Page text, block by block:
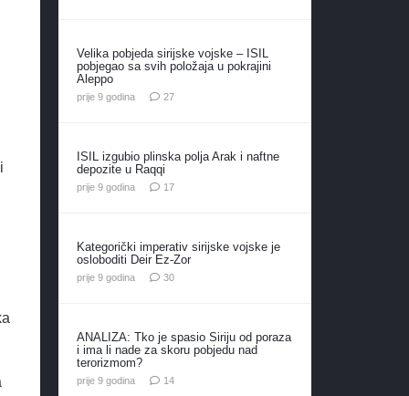
Velika pobjeda sirijske vojske – ISIL
pobjegao sa svih položaja u pokrajini
Aleppo
prije 9 godina 27komentara
ISIL izgubio plinska polja Arak i naftne
depozite u Raqqi
prije 9 godina 17komentara
Kategorički imperativ sirijske vojske je
osloboditi Deir Ez-Zor
prije 9 godina 30komentara
ANALIZA: Tko je spasio Siriju od poraza
i ima li nade za skoru pobjedu nad
terorizmom?
prije 9 godina 14komentara